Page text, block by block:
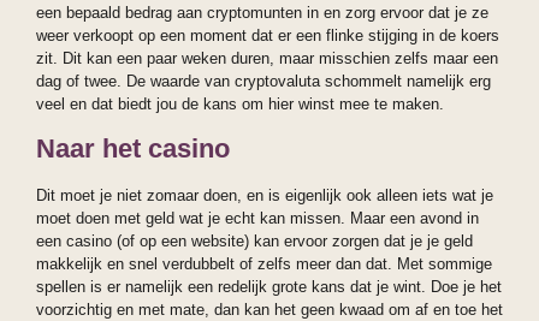
een bepaald bedrag aan cryptomunten in en zorg ervoor dat je ze
weer verkoopt op een moment dat er een flinke stijging in de koers
zit. Dit kan een paar weken duren, maar misschien zelfs maar een
dag of twee. De waarde van cryptovaluta schommelt namelijk erg
veel en dat biedt jou de kans om hier winst mee te maken.
Naar het casino
Dit moet je niet zomaar doen, en is eigenlijk ook alleen iets wat je
moet doen met geld wat je echt kan missen. Maar een avond in
een casino (of op een website) kan ervoor zorgen dat je je geld
makkelijk en snel verdubbelt of zelfs meer dan dat. Met sommige
spellen is er namelijk een redelijk grote kans dat je wint. Doe je het
voorzichtig en met mate, dan kan het geen kwaad om af en toe het